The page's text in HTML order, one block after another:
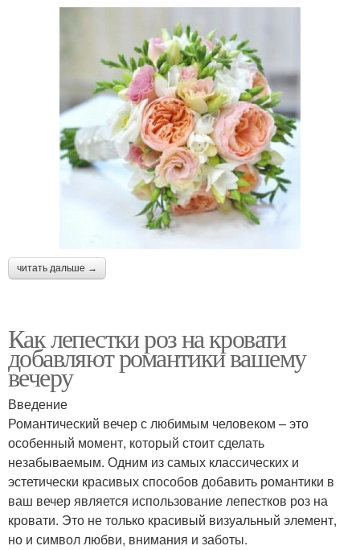
читать дальше →
Как лепестки роз на кровати
добавляют романтики вашему
вечеру
Введение
Романтический вечер с любимым человеком – это
особенный момент, который стоит сделать
незабываемым. Одним из самых классических и
эстетически красивых способов добавить романтики в
ваш вечер является использование лепестков роз на
кровати. Это не только красивый визуальный элемент,
но и символ любви, внимания и заботы.